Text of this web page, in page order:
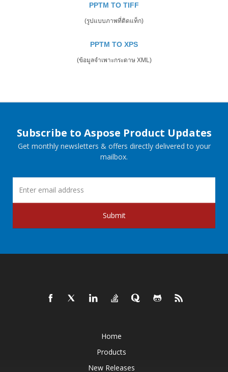
PPTM TO TIFF
(รูปแบบภาพที่ติดแท็ก)
PPTM TO XPS
(ข้อมูลจำเพาะกระดาษ XML)
Subscribe to Aspose Product Updates
Get monthly newsletters & offers directly delivered to your
mailbox.
Submit
Home
Products
New Releases